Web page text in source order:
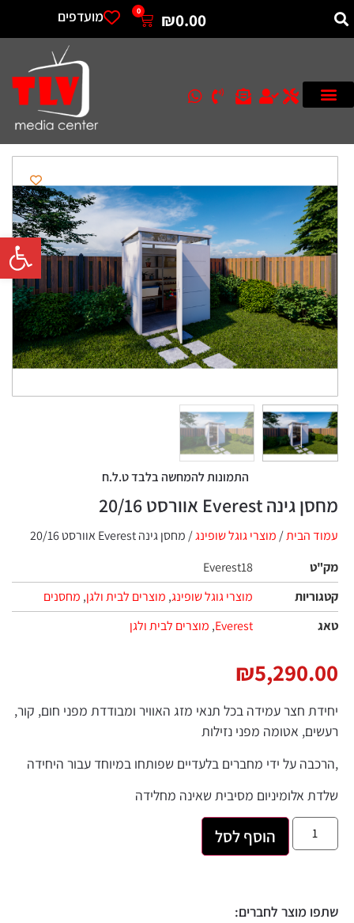
פתח
₪0.00
0 מועדפים
התמונות להמחשה בלבד ט.ל.ח
מחסן גינה Everest אוורסט 20/16
עמוד הבית/ מוצרי גוגל שופינג/ מחסן גינה Everest אוורסט 20/16
מק"ט
Everest18
קטגוריות
מוצרי גוגל שופינג, מוצרים לבית ולגן, מחסנים
טאג
Everest
, מוצרים לבית ולגן
₪5,290.00
יחידת חצר עמידה בכל תנאי מזג האוויר ומבודדת מפני חום, קור,
רעשים, אטומה מפני נזילות
,הרכבה על ידי מחברים בלעדיים שפותחו במיוחד עבור היחידה
שלדת אלומיניום מסיבית שאינה מחלידה
הוסף לסל
שתפו מוצר לחברים: